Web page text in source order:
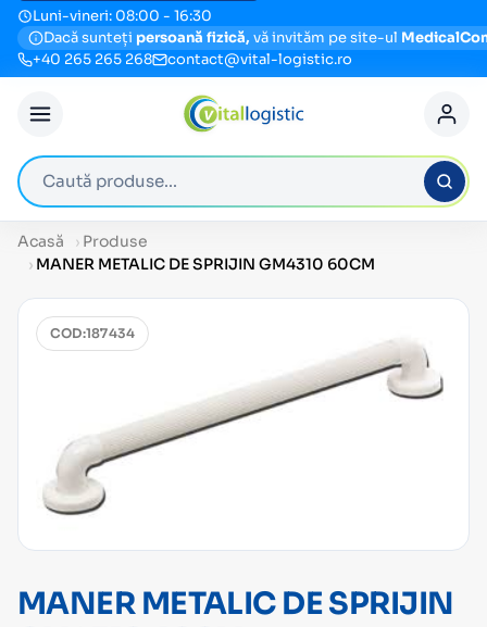
Luni-vineri: 08:00 - 16:30
Dacă sunteți persoană fizică, vă invităm pe site-ul
+40 265 265 268
contact@vital-logistic.ro
Caută produse
Acasă
Produse
MANER METALIC DE SPRIJIN GM4310 60CM
COD:187434
MANER METALIC DE SPRIJIN